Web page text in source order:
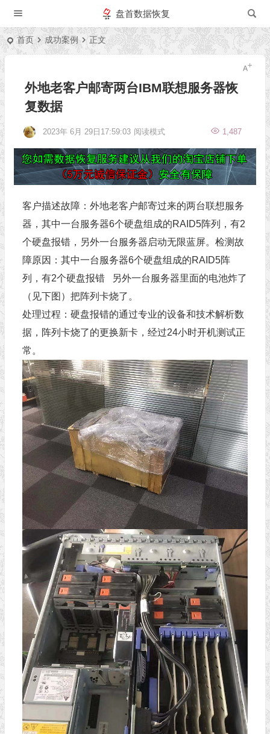
盘首数据恢复
首页 成功案例 正文
外地老客户邮寄两台IBM联想服务器恢
复数据
2023年 6月 29日17:59:03 1,487
阅读模式
客户描述故障：外地老客户邮寄过来的两台联想服务
器，其中一台服务器6个硬盘组成的RAID5阵列，有2
个硬盘报错，另外一台服务器启动无限蓝屏。检测故
障原因：其中一台服务器6个硬盘组成的RAID5阵
列，有2个硬盘报错 另外一台服务器里面的电池炸了
（见下图）把阵列卡烧了。
处理过程：硬盘报错的通过专业的设备和技术解析数
据，阵列卡烧了的更换新卡，经过24小时开机测试正
常。